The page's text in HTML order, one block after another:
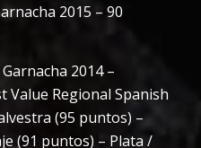
2015 – 90
Garnacha 2014 –
Value Regional Spanish
(95 puntos) –
(91 puntos) – Plata /